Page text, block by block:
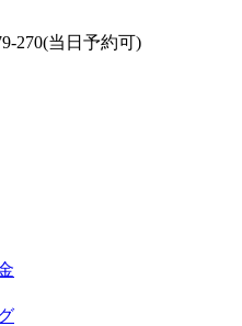
270(当日予約可)